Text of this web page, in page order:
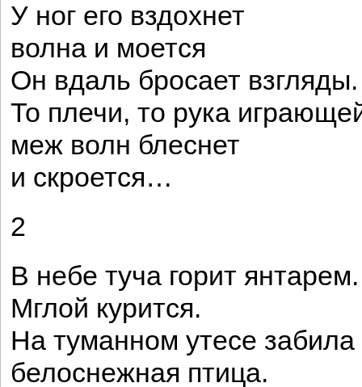
У ног его вздохнет
волна и моется
Он вдаль бросает взгляды.
То плечи, то рука
меж волн блеснет
и скроется…
2
В небе туча горит янтарем.
Мглой курится.
На туманном утесе
белоснежная птица.